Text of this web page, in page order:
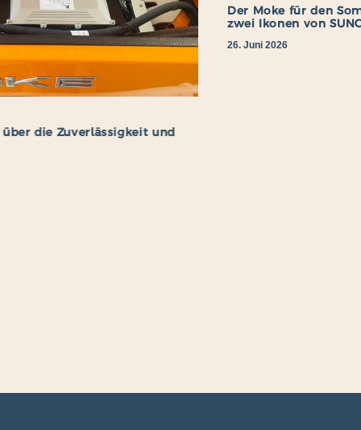
und
Der Moke für den Sommer, der
zwei Ikonen von SUNCAR
26. Juni 2026